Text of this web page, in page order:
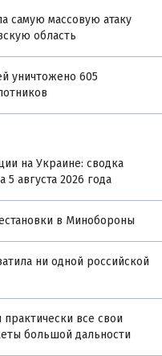
самую массовую атаку
область
уничтожено 605
на Украине: сводка
августа 2026 года
в Минобороны
ни одной российской
все свои
большой дальности